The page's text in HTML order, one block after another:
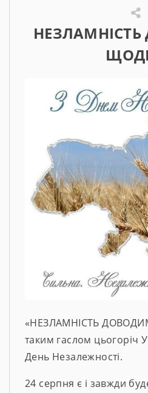
«НЕЗЛАМНІСТЬ
таким гаслом цьогоріч
День Незалежності.
24 серпня є і завжди